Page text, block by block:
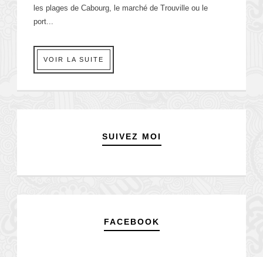
les plages de Cabourg, le marché de Trouville ou le
port...
VOIR LA SUITE
SUIVEZ MOI
FACEBOOK